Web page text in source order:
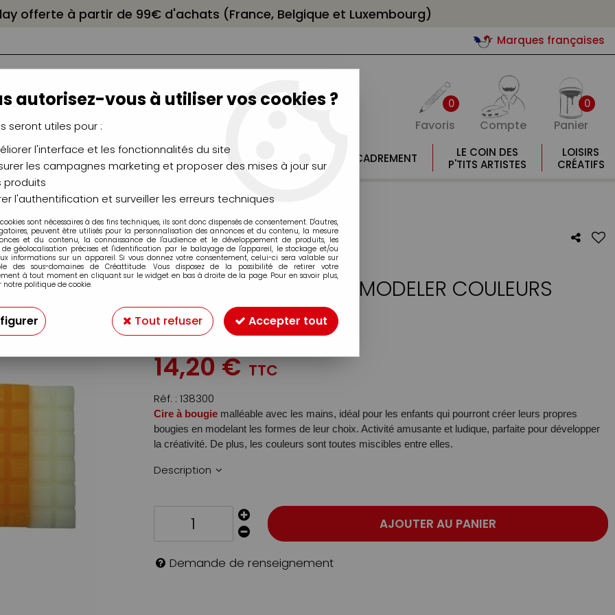
offerte à partir de 99€ d'achats (France, Belgique et Luxembourg)
Marques françaises
0
Favoris Compte
0
Panier
CHÂSSIS
CHEVALETS
AÉROGRAPHIE
MODÉLISME
MOULAGE
ENCADREMENT
LE COIN DES
P'TITS ARTISTES
LOISIRS
CRÉATIFS
PLAQUES DE CIRE À MODELER COULEURS PASTEL
6 PLAQUES DE CIRE À MODELER COULEURS
PASTEL
Soyez le premier à donner votre avis !
14,20€TTC
Réf. : 138300
Cire à bougie malléable avec les mains, idéal pour les enfants qui pourront créer leurs propres
bougies en modelant les formes de leur choix. Activité amusante et ludique, parfaite pour développer
la créativité. De plus, les couleurs sont toutes miscibles entre elles.
Description
AJOUTER AU PANIER
Demande de renseignement
autorisez-vous à utiliser vos cookies ?
seront utiles pour :
l'interface et les fonctionnalités du site
les campagnes marketing et proposer des mises à jour sur
produits
l'authentification et surveiller les erreurs techniques
sont nécessaires à des fins techniques, ils sont donc dispensés de consentement. D'autres,
peuvent être utilisés pour la personnalisation des annonces et du contenu, la mesure
et du contenu, la connaissance de l'audience et le développement de produits, les
de géolocalisation précises et l'identification par le balayage de l'appareil, le stockage et/ou
informations sur un appareil. Si vous donnez votre consentement, celui-ci sera valable sur
des sous-domaines de Créattitude. Vous disposez de la possibilité de retirer votre
à tout moment en cliquant sur le widget en bas à droite de la page. Pour en savoir plus,
notre politique de cookie.
Tout refuser Accepter tout